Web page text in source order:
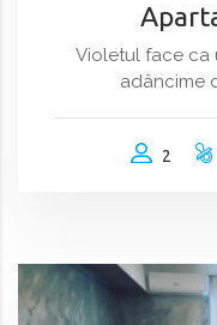
Violetul face ca
adâncime
2